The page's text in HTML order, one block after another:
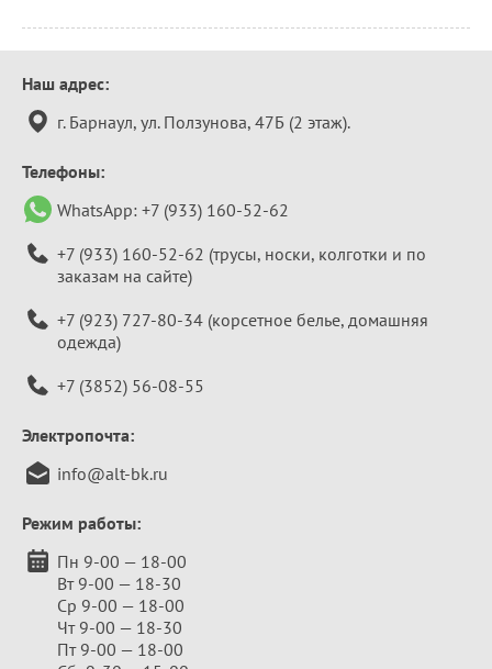
Контактная
информация
Наш адрес:
г. Барнаул, ул. Ползунова, 47Б (2 этаж).
Телефоны:
WhatsApp: +7 (933) 160-52-62
+7 (933) 160-52-62 (трусы, носки, колготки и по
заказам на сайте)
+7 (923) 727-80-34 (корсетное белье, домашняя
одежда)
+7 (3852) 56-08-55
Электропочта:
info@alt-bk.ru
Режим работы:
Пн 9-00 — 18-00
Вт 9-00 — 18-30
Ср 9-00 — 18-00
Чт 9-00 — 18-30
Пт 9-00 — 18-00